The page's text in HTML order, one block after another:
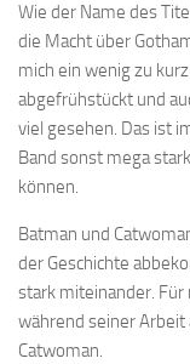
Wie der Name des
die Macht über
mich ein wenig zu
abgefrühstückt und
viel gesehen. Das ist
Band sonst mega
können.
Batman und
der Geschichte
stark miteinander. Für
während seiner Arbeit
Catwoman.